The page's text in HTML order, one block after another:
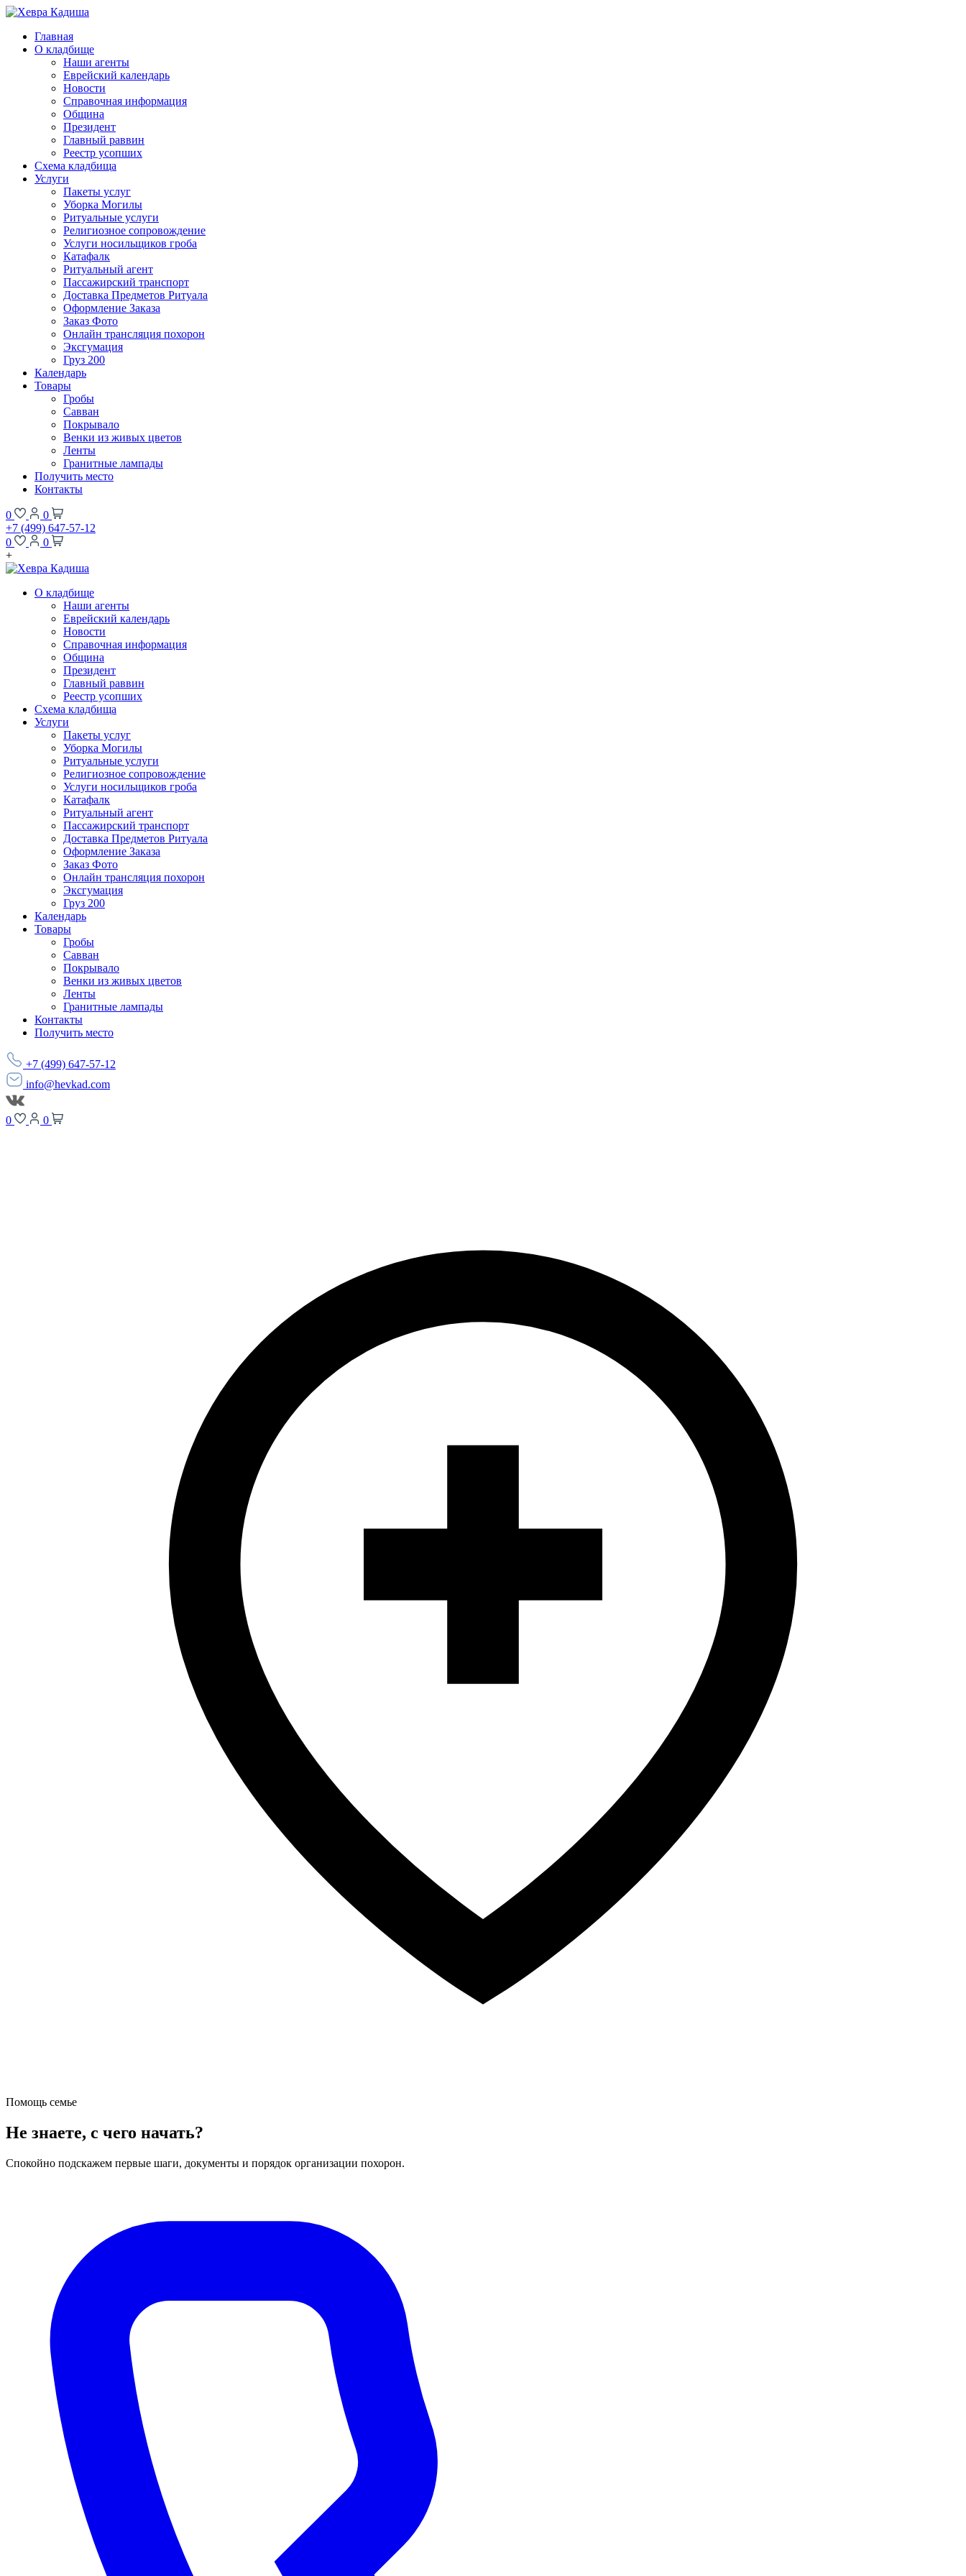
Главная
О кладбище
Наши агенты
Еврейский календарь
Новости
Справочная информация
Община
Президент
Главный раввин
Реестр усопших
Схема кладбища
Услуги
Пакеты услуг
Уборка Могилы
Ритуальные услуги
Религиозное сопровождение
Услуги носильщиков гроба
Катафалк
Ритуальный агент
Пассажирский транспорт
Доставка Предметов Ритуала
Оформление Заказа
Заказ Фото
Онлайн трансляция похорон
Эксгумация
Груз 200
Календарь
Товары
Гробы
Савван
Покрывало
Венки из живых цветов
Ленты
Гранитные лампады
Получить место
Контакты
0
0
+7 (499) 647-57-12
0
0
+
О кладбище
Наши агенты
Еврейский календарь
Новости
Справочная информация
Община
Президент
Главный раввин
Реестр усопших
Схема кладбища
Услуги
Пакеты услуг
Уборка Могилы
Ритуальные услуги
Религиозное сопровождение
Услуги носильщиков гроба
Катафалк
Ритуальный агент
Пассажирский транспорт
Доставка Предметов Ритуала
Оформление Заказа
Заказ Фото
Онлайн трансляция похорон
Эксгумация
Груз 200
Календарь
Товары
Гробы
Савван
Покрывало
Венки из живых цветов
Ленты
Гранитные лампады
Контакты
Получить место
+7 (499) 647-57-12
info@hevkad.com
0 0
Помощь семье
Не знаете, с чего начать?
Спокойно подскажем первые шаги, документы и порядок организации похорон.